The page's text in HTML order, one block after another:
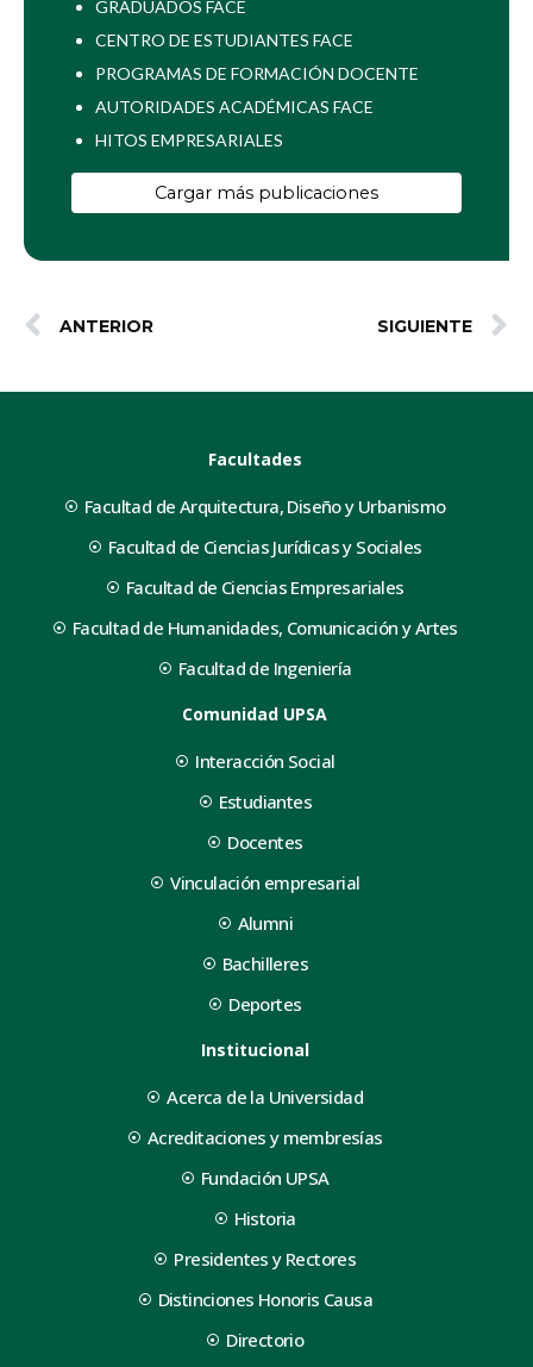
GRADUADOS FACE
CENTRO DE ESTUDIANTES FACE
PROGRAMAS DE FORMACIÓN DOCENTE
AUTORIDADES ACADÉMICAS FACE
HITOS EMPRESARIALES
Cargar más publicaciones
ANTERIOR SIGUIENTE
Facultades
Facultad de Arquitectura, Diseño y Urbanismo
Facultad de Ciencias Jurídicas y Sociales
Facultad de Ciencias Empresariales
Facultad de Humanidades, Comunicación y Artes
Facultad de Ingeniería
Comunidad UPSA
Interacción Social
Estudiantes
Docentes
Vinculación empresarial
Alumni
Bachilleres
Deportes
Institucional
Acerca de la Universidad
Acreditaciones y membresías
Fundación UPSA
Historia
Presidentes y Rectores
Distinciones Honoris Causa
Directorio